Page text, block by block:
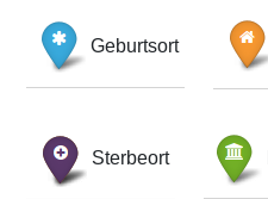
Geburtsort
Sterbeort